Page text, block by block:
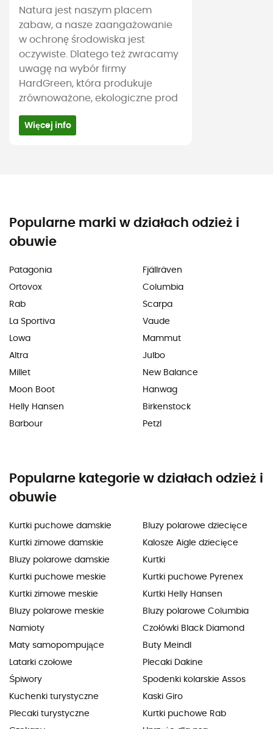
Natura jest naszym placem
zabaw, a nasze zaangażowanie
w ochronę środowiska jest
oczywiste. Dlatego też zwracamy
uwagę na wybór firmy
HardGreen, która produkuje
zrównoważone, ekologiczne prod
Więcej info
Popularne marki w działach odzież i
obuwie
Patagonia
Ortovox
Rab
La Sportiva
Lowa
Altra
Millet
Moon Boot
Helly Hansen
Barbour
Fjällräven
Columbia
Scarpa
Vaude
Mammut
Julbo
New Balance
Hanwag
Birkenstock
Petzl
Popularne kategorie w działach odzież i
obuwie
Kurtki puchowe damskie
Kurtki zimowe damskie
Bluzy polarowe damskie
Kurtki puchowe meskie
Kurtki zimowe meskie
Bluzy polarowe meskie
Namioty
Maty samopompujące
Latarki czołowe
Śpiwory
Kuchenki turystyczne
Plecaki turystyczne
Bluzy polarowe dziecięce
Kalosze Aigle dziecięce
Kurtki
Kurtki puchowe Pyrenex
Kurtki Helly Hansen
Bluzy polarowe Columbia
Czołówki Black Diamond
Buty Meindl
Plecaki Dakine
Spodenki kolarskie Assos
Kaski Giro
Kurtki puchowe Rab